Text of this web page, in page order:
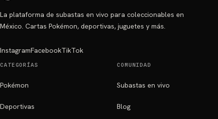
La plataforma de subastas en vivo para coleccionables en
México. Cartas Pokémon, deportivas, juguetes y más.
InstagramFacebookTikTok
CATEGORÍAS
Pokémon
Deportivas
COMUNIDAD
Subastas en vivo
Blog